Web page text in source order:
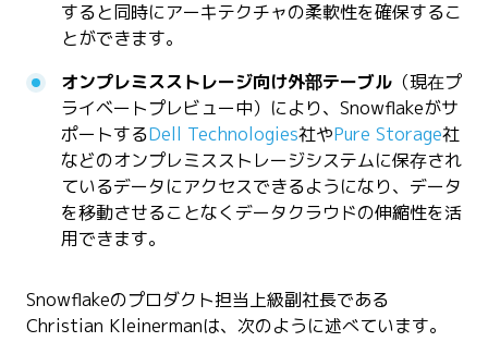
すると同時にアーキテクチャの柔軟性を確保するこ
とができます。
オンプレミスストレージ向け外部テーブル （現在プ
ライベートプレビュー中）により、Snowflakeがサ
ポートするDell Technologies社やPure Storage社
などのオンプレミスストレージシステムに保存され
ているデータにアクセスできるようになり、データ
を移動させることなくデータクラウドの伸縮性を活
用できます。
Snowflakeのプロダクト担当上級副社長である
Christian Kleinermanは、次のように述べています。